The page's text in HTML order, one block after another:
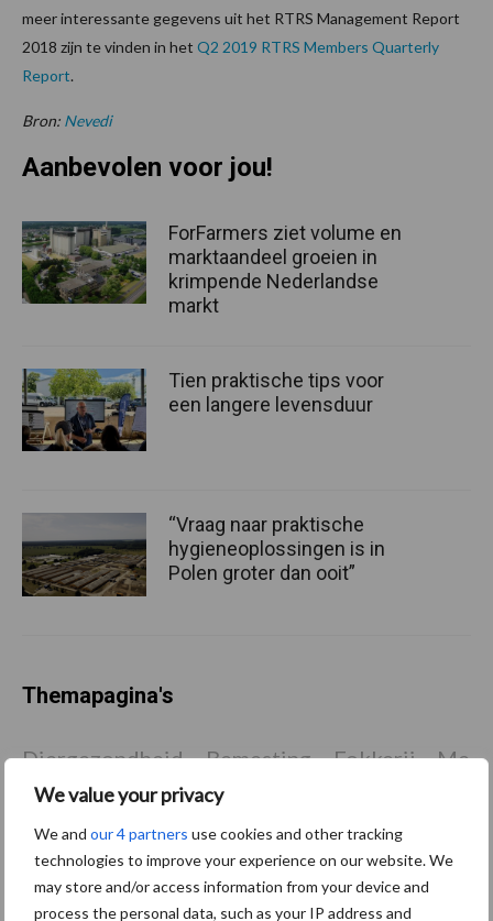
We value your privacy
We and our 4 partners use cookies and other tracking
technologies to improve your experience on our website. We
may store and/or access information from your device and
process the personal data, such as your IP address and
meer interessante gegevens uit het RTRS Management Report
2018 zijn te vinden in het Q2 2019 RTRS Members Quarterly
Report.
Bron: Nevedi
Aanbevolen voor jou!
ForFarmers ziet volume en
marktaandeel groeien in
krimpende Nederlandse
markt
Tien praktische tips voor
een langere levensduur
“Vraag naar praktische
hygieneoplossingen is in
Polen groter dan ooit”
Themapagina's
Diergezondheid Bemesting Fokkerij
Bedrijfsnieuws
Ligbox &
Voerhekken